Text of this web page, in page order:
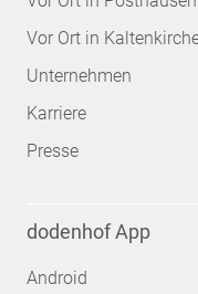
Vor Ort in
Unternehmen
Karriere
Presse
dodenhof App
Android